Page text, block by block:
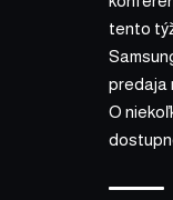
tento
predaja
O